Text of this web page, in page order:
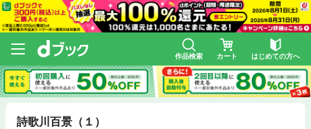
作品検索 カート はじめての方へ
詩歌川百景（１）